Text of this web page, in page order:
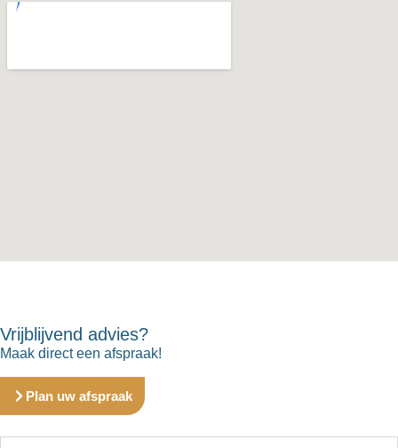
Vrijblijvend advies?
Maak direct een afspraak!
Plan uw afspraak